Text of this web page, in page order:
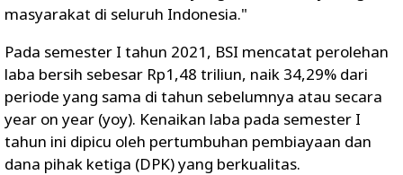
masyarakat di seluruh Indonesia."
Pada semester I tahun 2021, BSI mencatat perolehan
laba bersih sebesar Rp1,48 triliun, naik 34,29% dari
periode yang sama di tahun sebelumnya atau secara
year on year (yoy). Kenaikan laba pada semester I
tahun ini dipicu oleh pertumbuhan pembiayaan dan
dana pihak ketiga (DPK) yang berkualitas.